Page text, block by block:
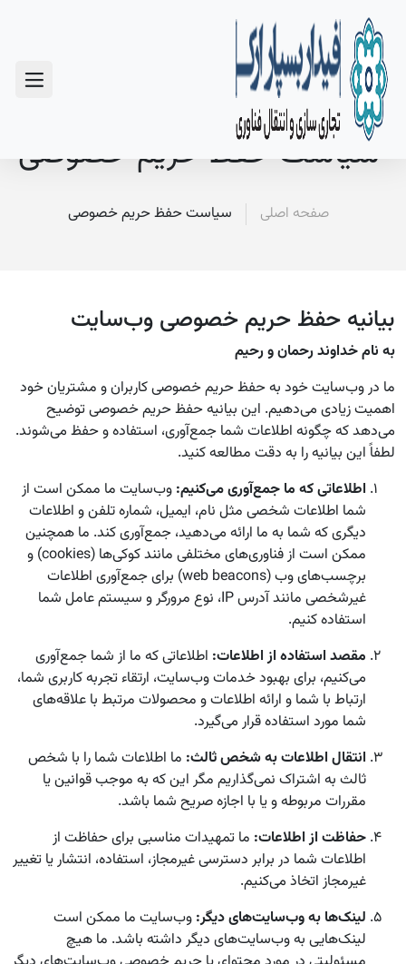
سیاست حفظ حریم خصوصی
صفحه اصلی سیاست حفظ حریم خصوصی
بیانیه حفظ حریم خصوصی وب‌سایت
به نام خداوند رحمان و رحیم
ما در وب‌سایت خود به حفظ حریم خصوصی کاربران و مشتریان خود
اهمیت زیادی می‌دهیم. این بیانیه حفظ حریم خصوصی توضیح
می‌دهد که چگونه اطلاعات شما جمع‌آوری، استفاده و حفظ می‌شوند.
لطفاً این بیانیه را به دقت مطالعه کنید.
اطلاعاتی که ما جمع‌آوری می‌کنیم: وب‌سایت ما ممکن است از
شما اطلاعات شخصی مثل نام، ایمیل، شماره تلفن و اطلاعات
دیگری که شما به ما ارائه می‌دهید، جمع‌آوری کند. ما همچنین
ممکن است از فناوری‌های مختلفی مانند کوکی‌ها (cookies) و
برچسب‌های وب (web beacons) برای جمع‌آوری اطلاعات
غیرشخصی مانند آدرس IP، نوع مرورگر و سیستم عامل شما
استفاده کنیم.
مقصد استفاده از اطلاعات: اطلاعاتی که ما از شما جمع‌آوری
می‌کنیم، برای بهبود خدمات وب‌سایت، ارتقاء تجربه کاربری شما،
ارتباط با شما و ارائه اطلاعات و محصولات مرتبط با علاقه‌های
شما مورد استفاده قرار می‌گیرد.
انتقال اطلاعات به شخص ثالث: ما اطلاعات شما را با شخص
ثالث به اشتراک نمی‌گذاریم مگر این که به موجب قوانین یا
مقررات مربوطه و یا با اجازه صریح شما باشد.
حفاظت از اطلاعات: ما تمهیدات مناسبی برای حفاظت از
اطلاعات شما در برابر دسترسی غیرمجاز، استفاده، انتشار یا تغییر
غیرمجاز اتخاذ می‌کنیم.
لینک‌ها به وب‌سایت‌های دیگر: وب‌سایت ما ممکن است
لینک‌هایی به وب‌سایت‌های دیگر داشته باشد. ما هیچ